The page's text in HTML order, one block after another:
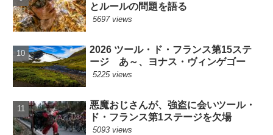
とルールの問題を語る
5697 views
2026 ツール・ド・フランス第15ステ
ージ あ～、ヨナス・ヴィンゲゴー
5225 views
悪魔おじさんが、強盗に会いツール・
ド・フランス第1ステージを欠場
5093 views